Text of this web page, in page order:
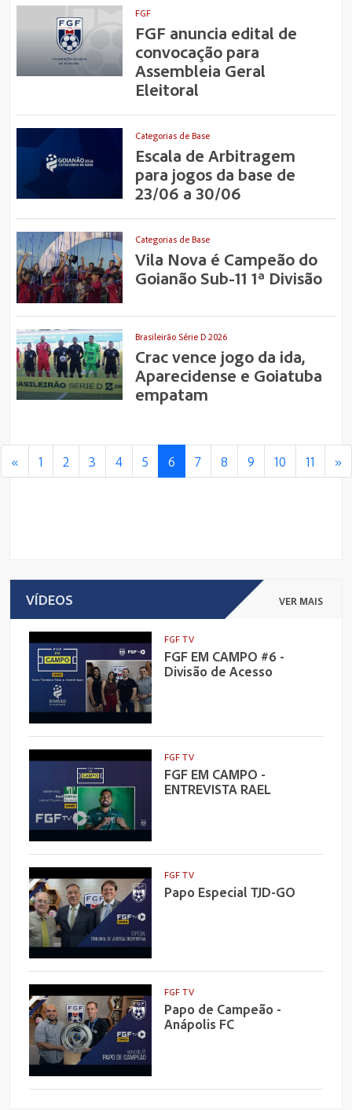
FGF
FGF anuncia edital de
convocação para
Assembleia Geral
Eleitoral
Categorias de Base
Escala de Arbitragem
para jogos da base de
23/06 a 30/06
Categorias de Base
Vila Nova é Campeão do
Goianão Sub-11 1ª Divisão
Brasileirão Série D 2026
Crac vence jogo da ida,
Aparecidense e Goiatuba
empatam
« 1 2 3 4 5 6 7 8 9 10 11 »
VÍDEOS VER MAIS
FGF TV
FGF EM CAMPO #6 -
Divisão de Acesso
FGF TV
FGF EM CAMPO -
ENTREVISTA RAEL
FGF TV
Papo Especial TJD-GO
FGF TV
Papo de Campeão -
Anápolis FC